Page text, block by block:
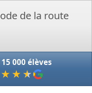
000 élèves
★